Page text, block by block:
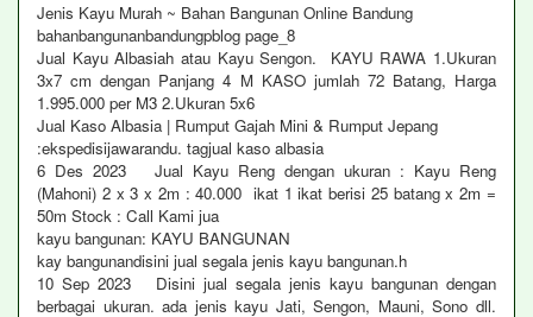
Jenis Kayu Murah ~ Bahan Bangunan Online Bandung
bahanbangunanbandungpblog page_8
Jual Kayu Albasiah atau Kayu Sengon. KAYU RAWA 1.Ukuran
3x7 cm dengan Panjang 4 M KASO jumlah 72 Batang, Harga
1.995.000 per M3 2.Ukuran 5x6
Jual Kaso Albasia | Rumput Gajah Mini & Rumput Jepang
:ekspedisijawarandu. tagjual kaso albasia
6 Des 2023 Jual Kayu Reng dengan ukuran : Kayu Reng
(Mahoni) 2 x 3 x 2m : 40.000 ikat 1 ikat berisi 25 batang x 2m =
50m Stock : Call Kami jua
kayu bangunan: KAYU BANGUNAN
kay bangunandisini jual segala jenis kayu bangunan.h
10 Sep 2023 Disini jual segala jenis kayu bangunan dengan
berbagai ukuran. ada jenis kayu Jati, Sengon, Mauni, Sono dll.